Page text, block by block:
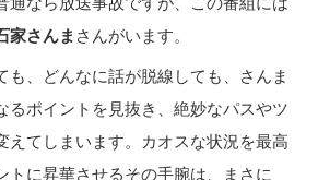
家さんま さんがいます。
も、どんなに話が脱線しても、さんま
るポイントを見抜き、絶妙なパスやツ
えてしまいます。カオスな状況を最高
トに昇華させるその手腕は、まさに